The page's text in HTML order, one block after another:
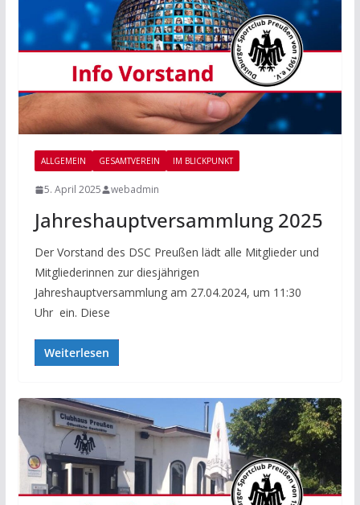
ALLGEMEIN GESAMTVEREIN IM BLICKPUNKT
5. April 2025 webadmin
Jahreshauptversammlung 2025
Der Vorstand des DSC Preußen lädt alle Mitglieder und
Mitgliederinnen zur diesjährigen
Jahreshauptversammlung am 27.04.2024, um 11:30
Uhr ein. Diese
Weiterlesen